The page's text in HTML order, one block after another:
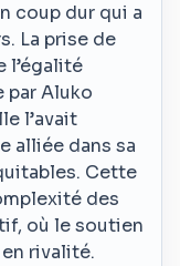
coup dur qui a
La prise de
l’égalité
par Aluko
l’avait
alliée dans sa
Cette
des
où le soutien
rivalité.